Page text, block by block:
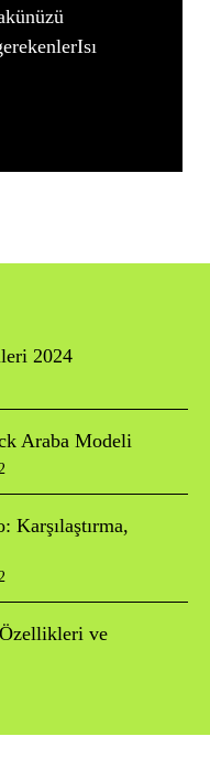
2024
Araba Modeli
Karşılaştırma,
ve